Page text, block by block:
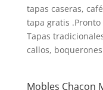
tapas caseras,
tapa gratis
Tapas
callos,
Mobles Chacon